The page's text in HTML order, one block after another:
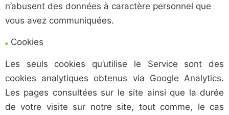
n’abusent des données à caractère personnel que
vous avez communiquées.
Cookies
Les seuls cookies qu’utilise le Service sont des
cookies analytiques obtenus via Google Analytics.
Les pages consultées sur le site ainsi que la durée
de votre visite sur notre site, tout comme, le cas